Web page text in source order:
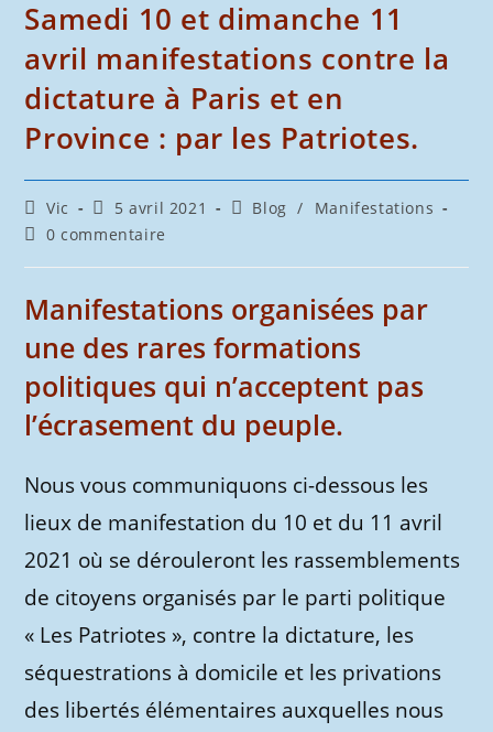
Samedi 10 et dimanche 11
avril manifestations contre la
dictature à Paris et en
Province : par les Patriotes.
Auteur/autrice
de
publication :
Vic
Publication
publiée :
5 avril 2021
PostBlog /
Manifestations
Commentaires
la
publication :
0 commentaire
Manifestations organisées par
une des rares formations
politiques qui n’acceptent pas
l’écrasement du peuple.
Nous vous communiquons ci-dessous les
lieux de manifestation du 10 et du 11 avril
2021 où se dérouleront les rassemblements
de citoyens organisés par le parti politique
« Les Patriotes », contre la dictature, les
séquestrations à domicile et les privations
des libertés élémentaires auxquelles nous